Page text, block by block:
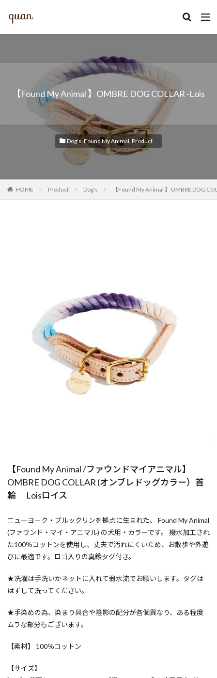
【Found My Animal 】OMBRE DOG COLLAR -Lois
Dog's,Found My Animal,Product
HOME Product Dog's 【Found My Animal 】OMBRE DOG
【Found My Animal /ファウンドマイアニマル】
OMBRE DOG COLLAR (オンブレドッグカラー）首
輪 Loisロイス
ニューヨーク・ブルックリンを拠点に生まれた、 Found My Animal
(ファウンド・マイ・アニマル) の犬用・カラーです。 撥水加工され
た100％コットンを使用し、丈夫で汚れにくいため、お散歩や外遊
びに最適です。ロゴ入りの真鍮タグ付き。
★洗濯は手洗いかネットに入れて弱水流でお願いします。タグは
はずして洗ってください。
★手染めの為、染まり具合や陰影の配分が各個異なり、ある程度
ムラな部分もございます。
【素材】 100％コットン
【サイズ】
検索